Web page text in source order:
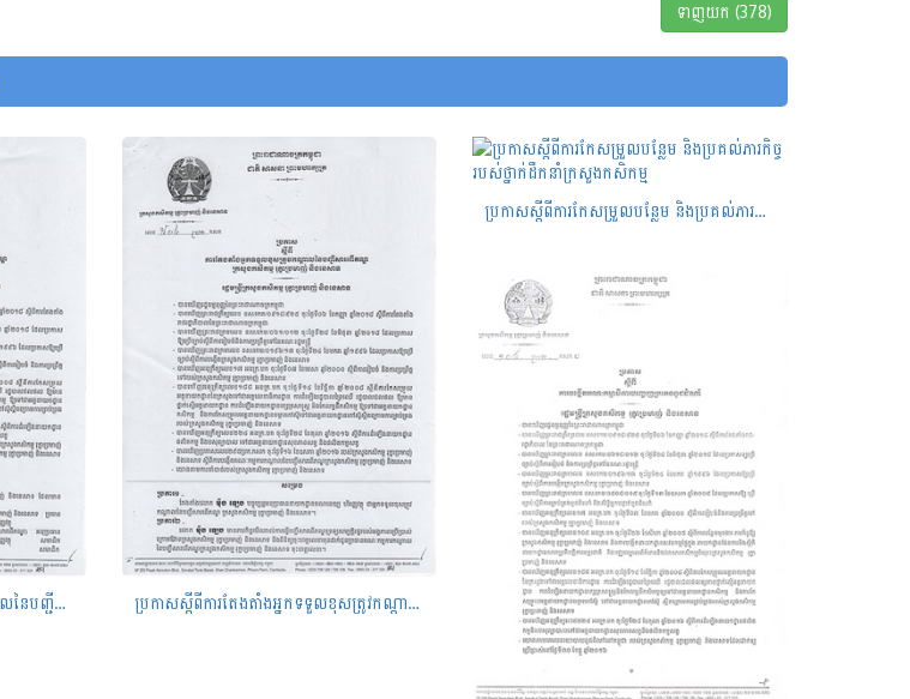
ទាញយក (378)
ប្រកាសការបង្កើតគណៈកម្មការកណ្តាលនៃបញ្ជីសារពើភណ្ឌក្រសួងកសិកម្ម រុក្ខាប្រមាញ់ និងនេសាទ ប្រកាសស្តីពីការតែងតាំងអ្នកទទួលខុសត្រូវកណ្តាលនៃបញ្ជីសារពើភណ្ឌក្រសួងកសិកម្ម រុក្ខាប្រមាញ់ និងនេសាទ
ប្រកាសស្តីពីការកែសម្រួលបន្លែម និងប្រគល់ភារកិច្ចរបស់ថ្នាក់ដឹកនាំក្រសួងកសិកម្ម